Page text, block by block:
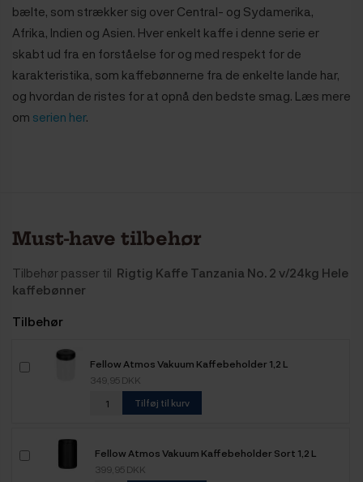
bælte, som strækker sig over Central- og Sydamerika,
Afrika, Indien og Asien. Hver enkelt kaffe i denne serie er
skabt ud fra en forståelse for og med respekt for de
karakteristika, som kaffebønnerne fra de enkelte lande har,
og hvordan de ristes for at opnå den bedste smag. Læs mere
om serien her.
Must-have tilbehør
Tilbehør passer til Rigtig Kaffe Tanzania No. 2 v/24kg Hele
kaffebønner
Tilbehør
Fellow Atmos Vakuum Kaffebeholder 1,2 L
349,95 DKK
Tilføj til kurv
Fellow Atmos Vakuum Kaffebeholder Sort 1,2 L
399,95 DKK